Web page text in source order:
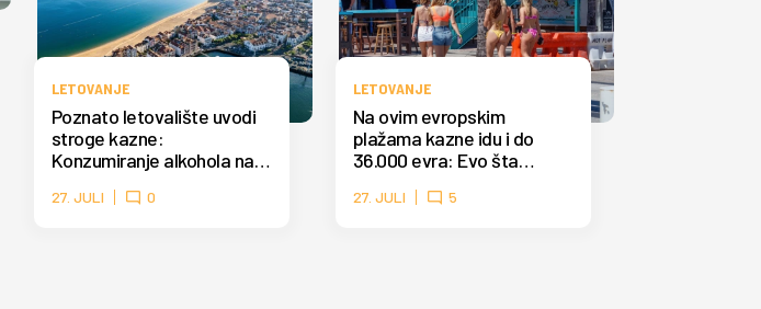
LETOVANJE
Poznato letovalište uvodi
stroge kazne:
Konzumiranje alkohola na
košta
27. JULI 0
LETOVANJE
Na ovim evropskim
plažama kazne idu i do
36.000 evra: Evo šta
27. JULI 5